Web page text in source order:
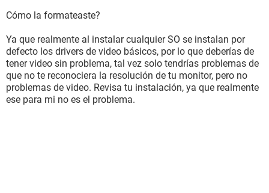
Cómo la formateaste?
Ya que realmente al instalar cualquier SO se instalan por
defecto los drivers de video básicos, por lo que deberías de
tener video sin problema, tal vez solo tendrías problemas de
que no te reconociera la resolución de tu monitor, pero no
problemas de video. Revisa tu instalación, ya que realmente
ese para mi no es el problema.